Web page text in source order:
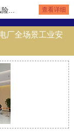
... 查看详细
厂全场景工业安